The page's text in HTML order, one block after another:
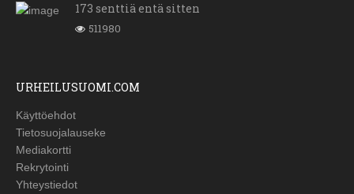
173 senttiä entä sitten
511980
URHEILUSUOMI.COM
Käyttöehdot
Tietosuojalauseke
Mediakortti
Rekrytointi
Yhteystiedot